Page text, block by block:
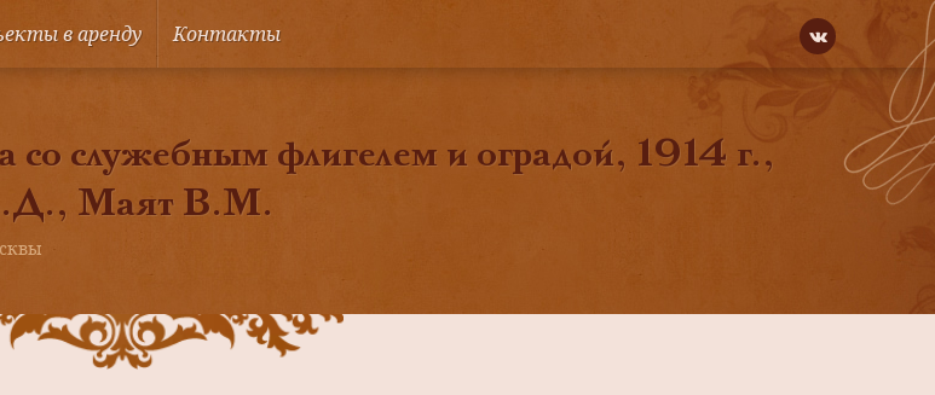
в аренду Контакты
со служебным флигелем и оградой, 1914 г.,
Маят В.М.